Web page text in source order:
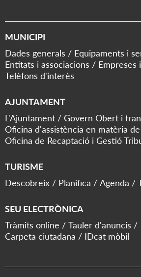
MUNICIPI
Dades generals
Equipaments i
Entitats i associacions
Empreses
Telèfons d'interès
AJUNTAMENT
L'Ajuntament
Govern Obert i
Oficina d'assistència en matèria
Oficina de Recaptació i Gestió
TURISME
Descobreix
Planifica Agenda
SEU ELECTRÒNICA
Tràmits online
Tauler d'anuncis
Carpeta ciutadana
IDcat mòbil